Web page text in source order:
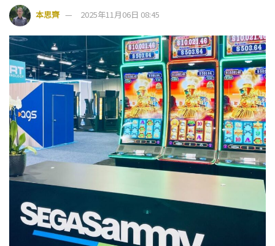
本思齊 2025年11月06日 08:45